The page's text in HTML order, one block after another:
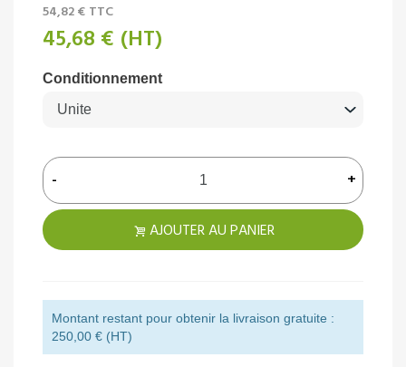
54,82 € TTC
45,68 € (HT)
Conditionnement
- +
AJOUTER AU PANIER
Montant restant pour obtenir la livraison gratuite :
250,00 € (HT)